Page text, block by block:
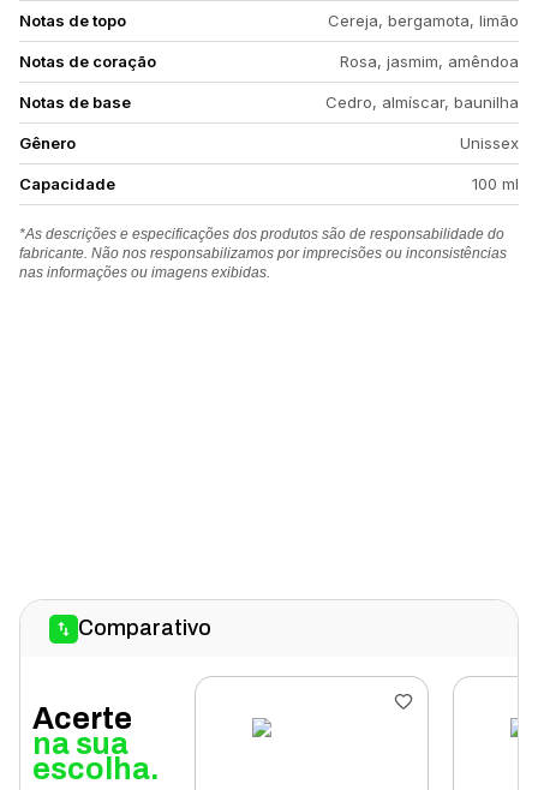
Notas de topo Cereja, bergamota, limão
Notas de coração Rosa, jasmim, amêndoa
Notas de base Cedro, almíscar, baunilha
Gênero Unissex
Capacidade 100 ml
*As descrições e especificações dos produtos são de responsabilidade do
fabricante. Não nos responsabilizamos por imprecisões ou inconsistências
nas informações ou imagens exibidas.
Comparativo
Acerte
na sua
escolha.